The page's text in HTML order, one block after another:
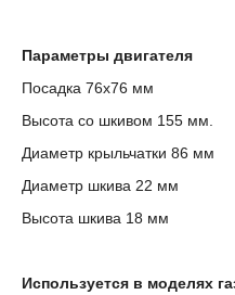
Параметры двигателя
Посадка 76х76 мм
Высота со шкивом 155 мм.
Диаметр крыльчатки 86 мм
Диаметр шкива 22 мм
Высота шкива 18 мм
Используется в моделях